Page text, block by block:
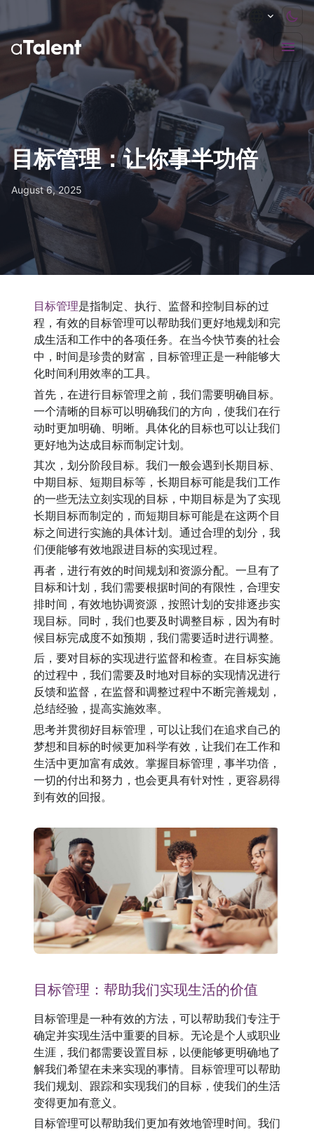
目标管理：让你事半功倍
August 6, 2025
目标管理是指制定、执行、监督和控制目标的过
程，有效的目标管理可以帮助我们更好地规划和完
成生活和工作中的各项任务。在当今快节奏的社会
中，时间是珍贵的财富，目标管理正是一种能够大
化时间利用效率的工具。
首先，在进行目标管理之前，我们需要明确目标。
一个清晰的目标可以明确我们的方向，使我们在行
动时更加明确、明晰。具体化的目标也可以让我们
更好地为达成目标而制定计划。
其次，划分阶段目标。我们一般会遇到长期目标、
中期目标、短期目标等，长期目标可能是我们工作
的一些无法立刻实现的目标，中期目标是为了实现
长期目标而制定的，而短期目标可能是在这两个目
标之间进行实施的具体计划。通过合理的划分，我
们便能够有效地跟进目标的实现过程。
再者，进行有效的时间规划和资源分配。一旦有了
目标和计划，我们需要根据时间的有限性，合理安
排时间，有效地协调资源，按照计划的安排逐步实
现目标。同时，我们也要及时调整目标，因为有时
候目标完成度不如预期，我们需要适时进行调整。
后，要对目标的实现进行监督和检查。在目标实施
的过程中，我们需要及时地对目标的实现情况进行
反馈和监督，在监督和调整过程中不断完善规划，
总结经验，提高实施效率。
思考并贯彻好目标管理，可以让我们在追求自己的
梦想和目标的时候更加科学有效，让我们在工作和
生活中更加富有成效。掌握目标管理，事半功倍，
一切的付出和努力，也会更具有针对性，更容易得
到有效的回报。
目标管理：帮助我们实现生活的价值
目标管理是一种有效的方法，可以帮助我们专注于
确定并实现生活中重要的目标。无论是个人或职业
生涯，我们都需要设置目标，以便能够更明确地了
解我们希望在未来实现的事情。目标管理可以帮助
我们规划、跟踪和实现我们的目标，使我们的生活
变得更加有意义。
目标管理可以帮助我们更加有效地管理时间。我们